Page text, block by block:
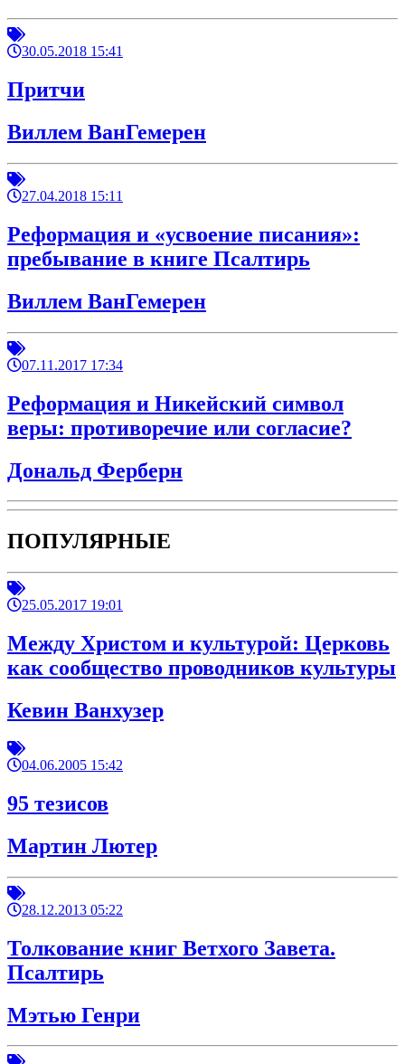
30.05.2018 15:41
Притчи
Виллем ВанГемерен
27.04.2018 15:11
Реформация и «усвоение писания»:
пребывание в книге Псалтирь
Виллем ВанГемерен
07.11.2017 17:34
Реформация и Никейский символ
веры: противоречие или согласие?
Дональд Ферберн
ПОПУЛЯРНЫЕ
25.05.2017 19:01
Между Христом и культурой: Церковь
как сообщество проводников культуры
Кевин Ванхузер
04.06.2005 15:42
95 тезисов
Мартин Лютер
28.12.2013 05:22
Толкование книг Ветхого Завета.
Псалтирь
Мэтью Генри